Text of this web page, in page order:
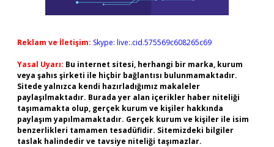
Reklam ve İletişim: Skype: live:.cid.575569c608265c69
Yasal Uyarı: Bu internet sitesi, herhangi bir marka, kurum
veya şahıs şirketi ile hiçbir bağlantısı bulunmamaktadır.
Sitede yalnızca kendi hazırladığımız makaleler
paylaşılmaktadır. Burada yer alan içerikler haber niteliği
taşımamakta olup, gerçek kurum ve kişiler hakkında
paylaşım yapılmamaktadır. Gerçek kurum ve kişiler ile isim
benzerlikleri tamamen tesadüfidir. Sitemizdeki bilgiler
taslak halindedir ve tavsiye niteliği taşımazlar.